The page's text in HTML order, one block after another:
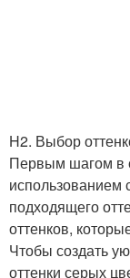
H2. Выбор
Первым шагом в
использованием
подходящего
оттенков,
Чтобы создать
оттенки серых